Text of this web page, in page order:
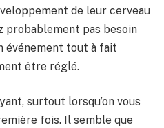
de leur cerveau
probablement pas besoin
événement tout à fait
être réglé.
surtout lorsqu’on vous
fois. Il semble que